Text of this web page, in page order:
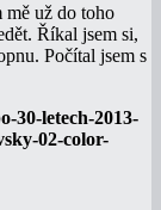
už do toho
Říkal jsem si,
Počítal jsem s